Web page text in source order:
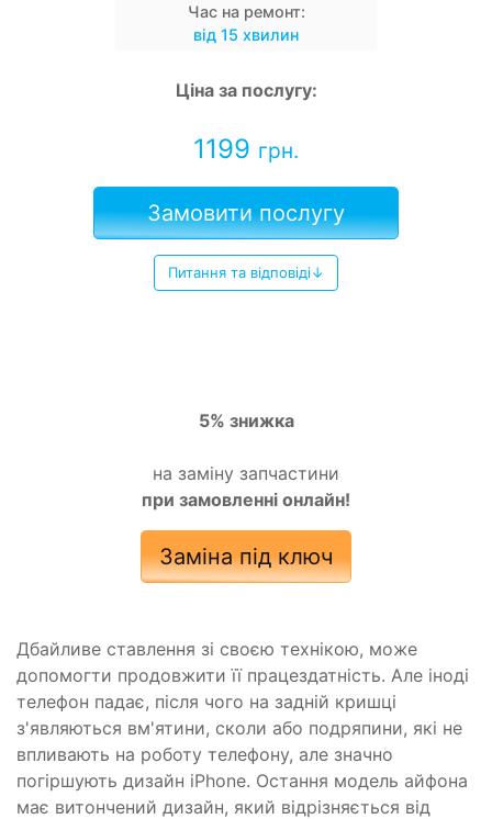
Час на ремонт:
від 15 хвилин
Ціна за послугу:
1199 грн.
Замовити послугу
Питання та відповіді↓
5% знижка
на заміну запчастини
при замовленні онлайн!
Заміна під ключ
Дбайливе ставлення зі своєю технікою, може
допомогти продовжити її працездатність. Але іноді
телефон падає, після чого на задній кришці
з'являються вм'ятини, сколи або подряпини, які не
впливають на роботу телефону, але значно
погіршують дизайн iPhone. Остання модель айфона
має витончений дизайн, який відрізняється від